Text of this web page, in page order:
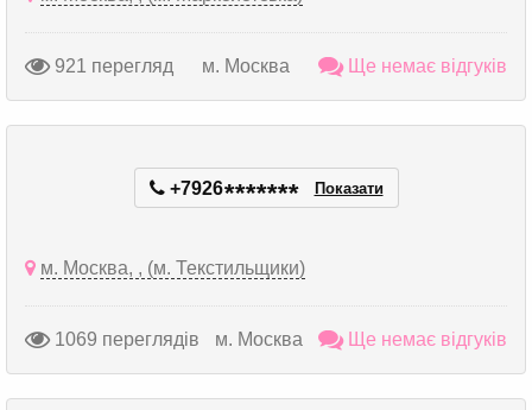
921 перегляд м. Москва Ще немає відгуків
+7926******* Показати
м. Москва, , (м. Текстильщики)
1069 переглядів м. Москва Ще немає відгуків